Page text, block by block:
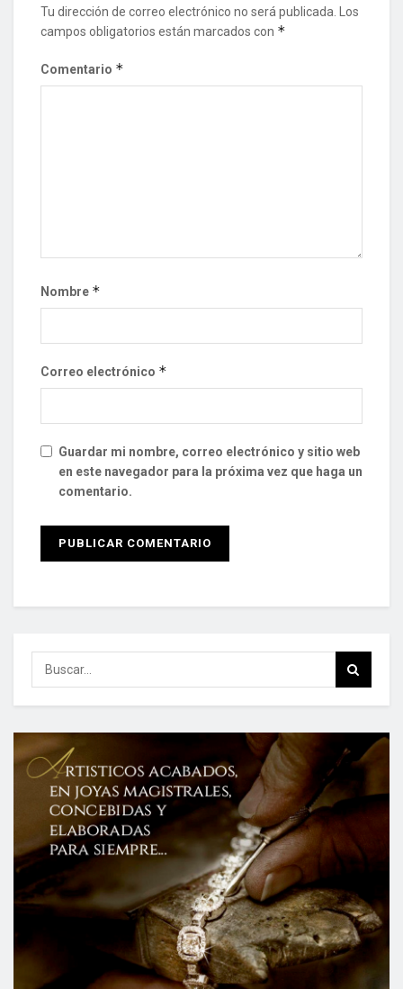
Tu dirección de correo electrónico no será publicada. Los
campos obligatorios están marcados con *
Comentario *
Nombre *
Correo electrónico *
Guardar mi nombre, correo electrónico y sitio web
en este navegador para la próxima vez que haga un
comentario.